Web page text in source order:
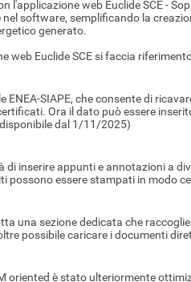
web Euclide SCE -
software, semplificando la
generato.
web Euclide SCE si faccia
ENEA-SIAPE, che consente di
Ora il dato può essere
dal 1/11/2025)
inserire appunti e annotazioni a
possono essere stampati in modo
una sezione dedicata che
possibile caricare i documenti
oriented è stato ulteriormente